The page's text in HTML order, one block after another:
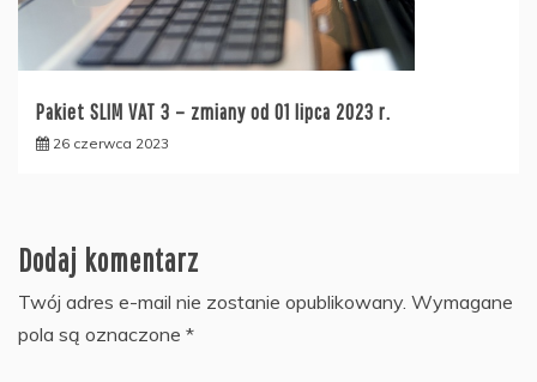
Pakiet SLIM VAT 3 – zmiany od 01 lipca 2023 r.
26 czerwca 2023
Dodaj komentarz
Twój adres e-mail nie zostanie opublikowany. Wymagane
pola są oznaczone *